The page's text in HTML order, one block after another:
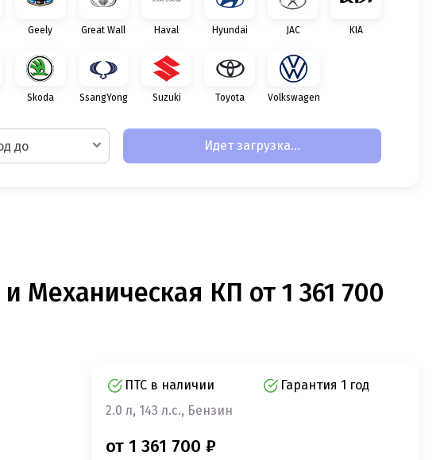
Geely Great Wall Haval Hyundai JAC KIA
Skoda SsangYong Suzuki Toyota Volkswagen
до Идет загрузка...
Механическая КП от 1 361 700
ПТС в наличии
Гарантия 1 год
2.0 л, 143 л.с., Бензин
от 1 361 700 ₽